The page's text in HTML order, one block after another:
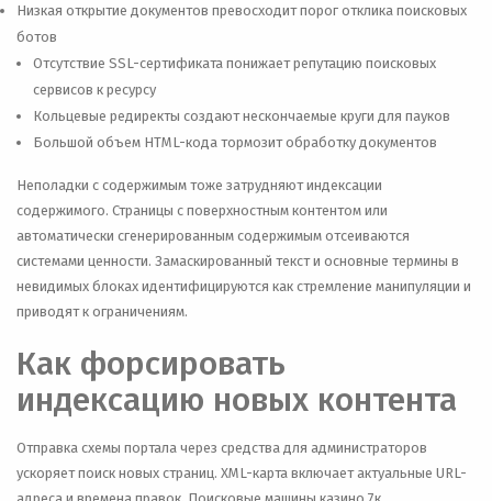
Низкая открытие документов превосходит порог отклика поисковых
ботов
Отсутствие SSL-сертификата понижает репутацию поисковых
сервисов к ресурсу
Кольцевые редиректы создают нескончаемые круги для пауков
Большой объем HTML-кода тормозит обработку документов
Неполадки с содержимым тоже затрудняют индексации
содержимого. Страницы с поверхностным контентом или
автоматически сгенерированным содержимым отсеиваются
системами ценности. Замаскированный текст и основные термины в
невидимых блоках идентифицируются как стремление манипуляции и
приводят к ограничениям.
Как форсировать
индексацию новых контента
Отправка схемы портала через средства для администраторов
ускоряет поиск новых страниц. XML-карта включает актуальные URL-